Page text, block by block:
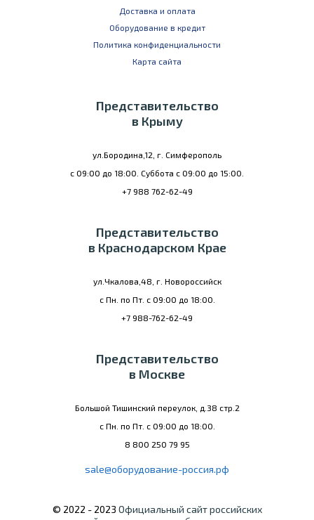
Доставка и оплата
Оборудование в кредит
Политика конфиденциальности
Карта сайта
Представительство
в Крыму
ул.Бородина,12, г. Симферополь
с 09:00 до 18:00. Суббота с 09:00 до 15:00.
+7 988 762-62-49
Представительство
в Краснодарском Крае
ул.Чкалова,48, г. Новороссийск
с Пн. по Пт. с 09:00 до 18:00.
+7 988-762-62-49
Представительство
в Москве
Большой Тишинский переулок, д.38 стр.2
с Пн. по Пт. с 09:00 до 18:00.
8 800 250 79 95
sale@оборудование-россия.рф
© 2022 - 2023 Официальный сайт российских